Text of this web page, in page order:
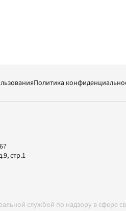
Политика
стр.1
службой по надзору в